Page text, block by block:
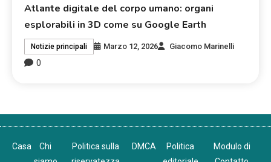
Atlante digitale del corpo umano: organi
esplorabili in 3D come su Google Earth
Notizie principali Marzo 12, 2026 Giacomo Marinelli
0
Casa
Chi
Politica sulla
DMCA
Politica
Modulo di